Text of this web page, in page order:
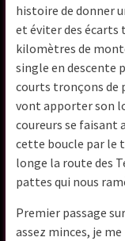
histoire de donner
et éviter des écarts
kilomètres de
single en descente
courts tronçons de
vont apporter son
coureurs se faisant
cette boucle par le
longe la route des
pattes qui nous
Premier passage
assez minces, je